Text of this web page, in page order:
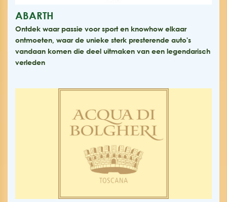
ABARTH
Ontdek waar passie voor sport en knowhow elkaar
ontmoeten, waar de unieke sterk presterende auto's
vandaan komen die deel uitmaken van een legendarisch
verleden